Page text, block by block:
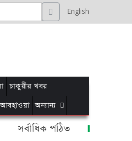
English
চাকুরীর খবর
আবহাওয়া অন্যান্য
সর্বাধিক পঠিত